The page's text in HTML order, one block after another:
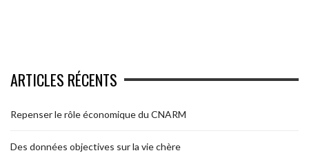
ARTICLES RÉCENTS
Repenser le rôle économique du CNARM
Des données objectives sur la vie chère